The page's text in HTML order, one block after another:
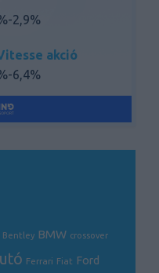
2,9%
akció
6,4%
Basic akció
Bentley BMW crossover
Ferrari Fiat Ford